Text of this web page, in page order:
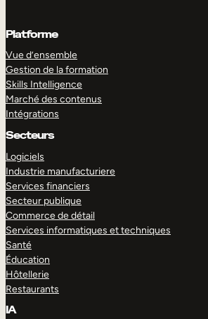
Platforme
Vue d’ensemble
Gestion de la formation
Skills Intelligence
Marché des contenus
Intégrations
Secteurs
Logiciels
Industrie manufacturiere
Services financiers
Secteur publique
Commerce de détail
Services informatiques et techniques
Santé
Éducation
Hôtellerie
Restaurants
IA